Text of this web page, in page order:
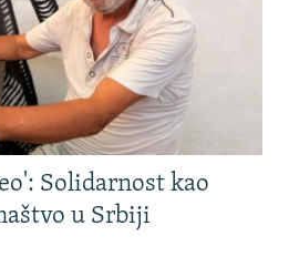
Solidarnost kao
u Srbiji